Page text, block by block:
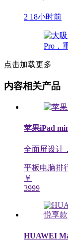
2 18小时前
点击加载更多
内容相关产品
苹果iPad
全面屏设计
平板电脑排
￥
3999
HUAWEI